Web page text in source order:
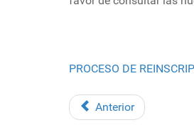
PROCESO DE
Anterior